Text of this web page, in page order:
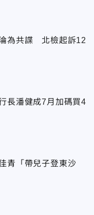
為共諜 北檢起訴12
長潘健成7月加碼買4
青「帶兒子登東沙